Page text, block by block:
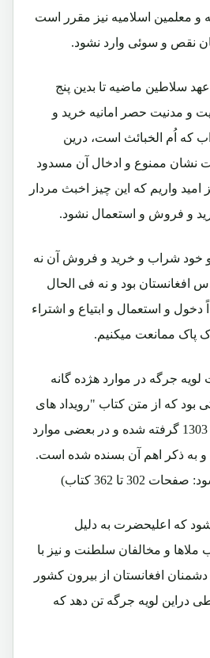
و معلمین اسلامیه نیز مقرر است
نقص و سوئی وارد نشود.
سلاطین ماضیه تا بدین پنج
و مدنیت حصر امانیه خرید و
که اُم الخبائث است، درین
نشان ممنوع و ادخال آن مسدود
امید واریم که این چیز اخبث مردار
و فروش و استعمال نشود.
و خود شراب و خرید و فروش آن نه
افغانستان بود و نه فی الحال
دخول و استعمال و ابتیاع و اشتراء
پاک ممانعت میکنیم.
لویه جرگه در موارد هژده گانه
بود که از متن کتاب "رویداد های
لویه جرگه دارالسلطنه 1303 گرفته شده و در بعضی موارد
به ذکر اهم آن بسنده شده است.
تا 362 کتاب)
که اعلیحضرت به دلیل
ملاها و مخالفان سلطنت و نیز با
دشمنان افغانستان از بیرون کشور
دراین لویه جرگه تن دهد که